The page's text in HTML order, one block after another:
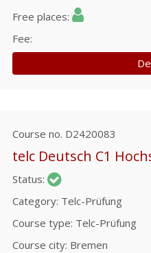
Free places
Fee
Course no. D2420083
telc Deutsch C1
Status
Category Telc-Prüfung
Course type Telc-Prüfung
Course city Bremen